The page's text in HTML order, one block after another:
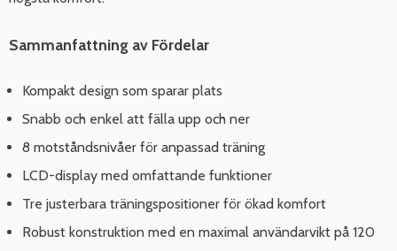
Sammanfattning av Fördelar
Kompakt design som sparar plats
Snabb och enkel att fälla upp och ner
8 motståndsnivåer för anpassad träning
LCD-display med omfattande funktioner
Tre justerbara träningspositioner för ökad komfort
Robust konstruktion med en maximal användarvikt på 120